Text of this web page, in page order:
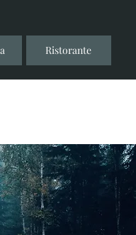
Ristorante